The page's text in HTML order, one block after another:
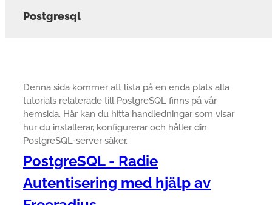
Postgresql
Denna sida kommer att lista på en enda plats alla
tutorials relaterade till PostgreSQL finns på vår
hemsida. Här kan du hitta handledningar som visar
hur du installerar, konfigurerar och håller din
PostgreSQL-server säker.
PostgreSQL - Radie
Autentisering med hjälp av